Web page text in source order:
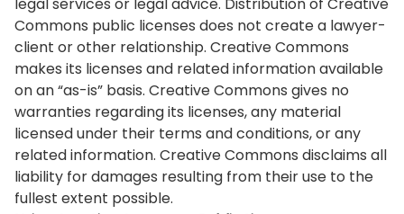
legal services or legal advice. Distribution of Creative
Commons public licenses does not create a lawyer-
client or other relationship. Creative Commons
makes its licenses and related information available
on an “as-is” basis. Creative Commons gives no
warranties regarding its licenses, any material
licensed under their terms and conditions, or any
related information. Creative Commons disclaims all
liability for damages resulting from their use to the
fullest extent possible.